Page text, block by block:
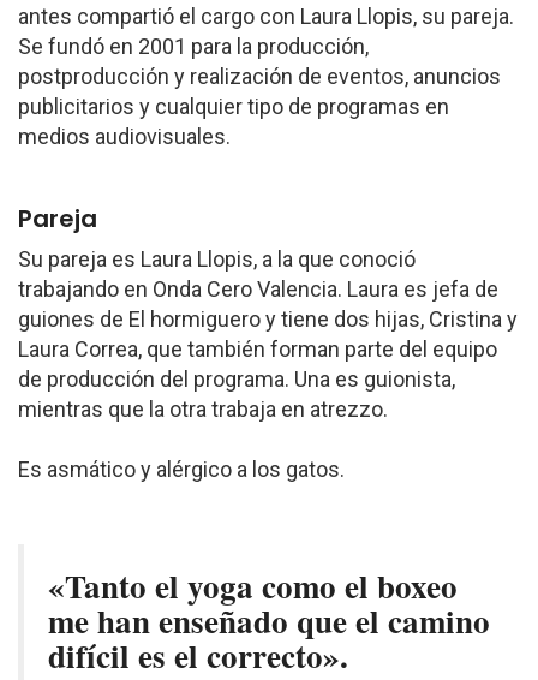
antes compartió el cargo con Laura Llopis, su pareja.
Se fundó en 2001 para la producción,
postproducción y realización de eventos, anuncios
publicitarios y cualquier tipo de programas en
medios audiovisuales.
Pareja
Su pareja es Laura Llopis, a la que conoció
trabajando en Onda Cero Valencia. Laura es jefa de
guiones de El hormiguero y tiene dos hijas, Cristina y
Laura Correa, que también forman parte del equipo
de producción del programa. Una es guionista,
mientras que la otra trabaja en atrezzo.
Es asmático y alérgico a los gatos.
«Tanto el yoga como el boxeo
me han enseñado que el camino
difícil es el correcto».